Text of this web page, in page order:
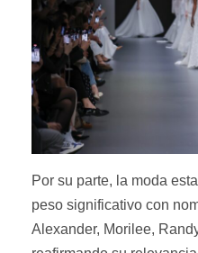
Por su parte, la moda
peso significativo con
Alexander, Morilee,